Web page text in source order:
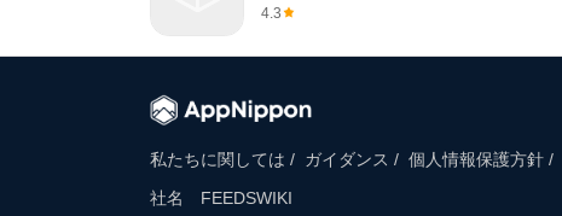
4.3
私たちに関しては / ガイダンス / 個人情報保護方針 /
社名 FEEDSWIKI